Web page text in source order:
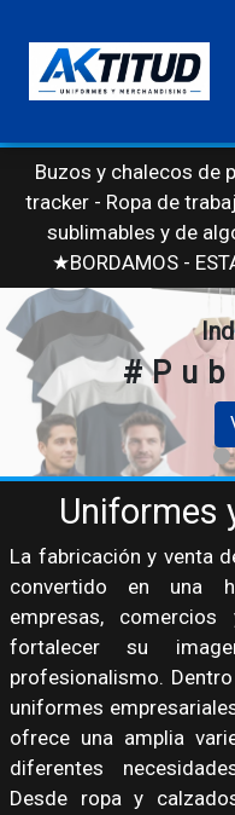
Buzos y chalecos de
tracker - Ropa de
sublimables y de
★BORDAMOS -
Uniformes
La fabricación y venta
convertido en una
empresas,
fortalecer su
profesionalismo.
uniformes
ofrece una amplia
diferentes
Desde ropa y